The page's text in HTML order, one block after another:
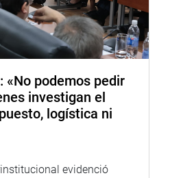
«No podemos pedir
investigan el
logística ni
evidenció